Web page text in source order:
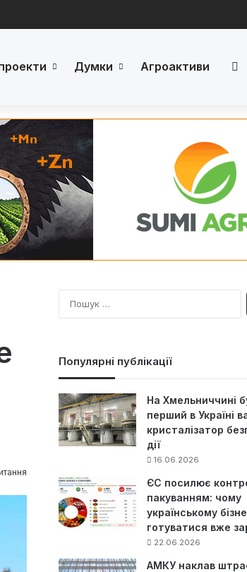
Думки Агроактиви
П
о
Популярні публікації
На Хмельниччині
перший в Україні
кристалізатор
дії
16.06.2026
ЄС посилює
пакуванням: чому
українському
готуватися вже
22.06.2026
АМКУ наклав